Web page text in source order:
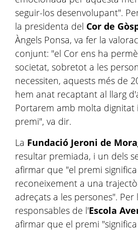
seguir-los desenvolupant".
la presidenta del Cor de
Àngels Ponsa, va fer la
conjunt: "el Cor ens ha
societat, sobretot a les
necessiten, aquests més de
hem anat recaptant al llarg
Portarem amb molta dignitat
premi", va dir.
La Fundació Jeroni de
resultar premiada, i un dels
afirmar que "el premi
reconeixement a una
adreçats a les persones". Per
responsables de l'Escola
afirmar que el premi